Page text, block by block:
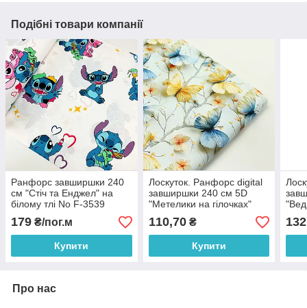
Подібні товари компанії
Ранфорс завширшки 240
см "Стіч та Енджел" на
білому тлі No F-3539
179 ₴/пог.м
Купити
Лоскуток. Ранфорс digital
завширшки 240 см 5D
"Метелики на гілочках"
жовтого та блакитного
кольору No SB-3475,
54*240
110,70₴
Купити
Про нас